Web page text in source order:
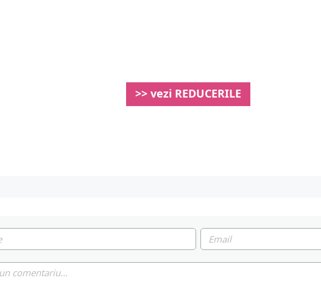
>> vezi REDUCERILE